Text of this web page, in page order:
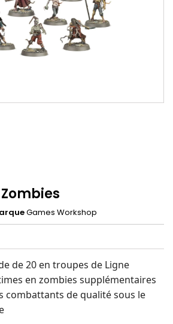
Games Workshop
de 20 en troupes de Ligne
en zombies supplémentaires
combattants de qualité sous le